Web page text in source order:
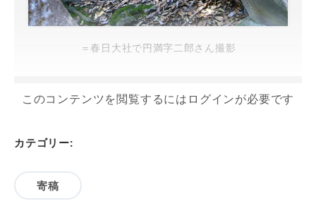
＝春日大社で円満字二郎さん撮影
このコンテンツを閲覧するにはログインが必要です
カテゴリー:
寄稿